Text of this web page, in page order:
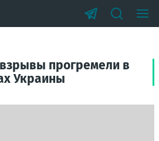
прогремели в
Украины